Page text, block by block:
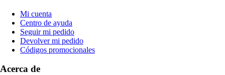
Mi cuenta
Centro de ayuda
Seguir mi pedido
Devolver mi pedido
Códigos promocionales
Acerca de